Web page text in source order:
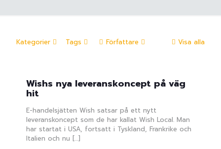
Kategorier Tags Författare Visa alla
Wishs nya leveranskoncept på väg
hit
E-handelsjätten Wish satsar på ett nytt
leveranskoncept som de har kallat Wish Local. Man
har startat i USA, fortsatt i Tyskland, Frankrike och
Italien och nu […]